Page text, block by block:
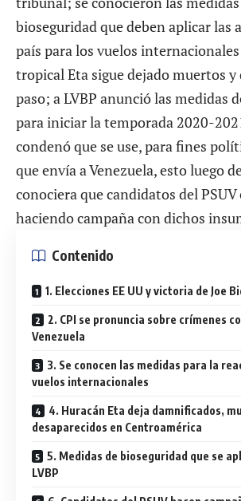
bioseguridad que deben aplicar las
país para los vuelos
tropical Eta sigue dejado muertos y
paso; a LVBP anunció las medidas
para iniciar la temporada 2020-
condenó que se use, para fines
que envía a Venezuela, esto luego
conociera que candidatos del PSUV
haciendo campaña con dichos
Contenido
1. Elecciones EE UU y victoria de Joe
2. CPI se pronuncia sobre crímenes
Venezuela
3. Se conocen las medidas para la
vuelos internacionales
4. Huracán Eta deja damnificados,
desaparecidos en Centroamérica
5. Medidas de bioseguridad que se
LVBP